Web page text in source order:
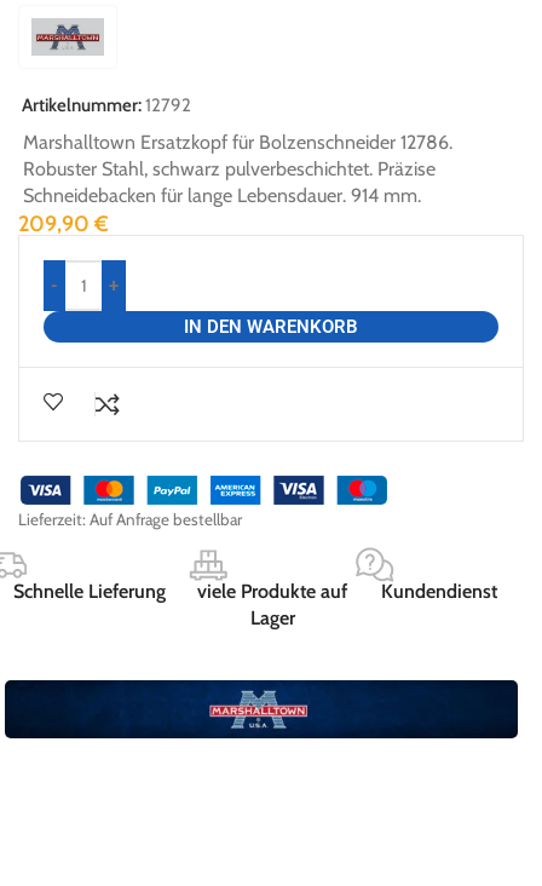
Artikelnummer:12792
Marshalltown Ersatzkopf für Bolzenschneider 12786.
Robuster Stahl, schwarz pulverbeschichtet. Präzise
Schneidebacken für lange Lebensdauer. 914 mm.
209,90€
-
+
IN DEN WARENKORB
Lieferzeit: Auf Anfrage bestellbar
Schnelle Lieferung
viele Produkte auf
Lager
Kundendienst